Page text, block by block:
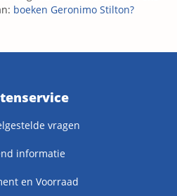
boeken Geronimo Stilton?
vragen
informatie
en Voorraad